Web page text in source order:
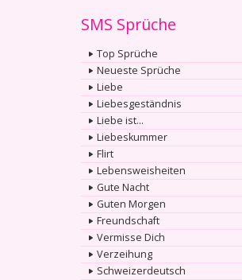
SMS Sprüche
Top Sprüche
Neueste Sprüche
Liebe
Liebesgeständnis
Liebe ist...
Liebeskummer
Flirt
Lebensweisheiten
Gute Nacht
Guten Morgen
Freundschaft
Vermisse Dich
Verzeihung
Schweizerdeutsch